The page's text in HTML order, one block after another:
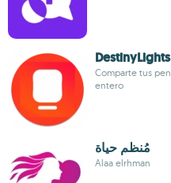
DestinyLights
Comparte tus
entero
مُنظم حياة
Alaa elrhman